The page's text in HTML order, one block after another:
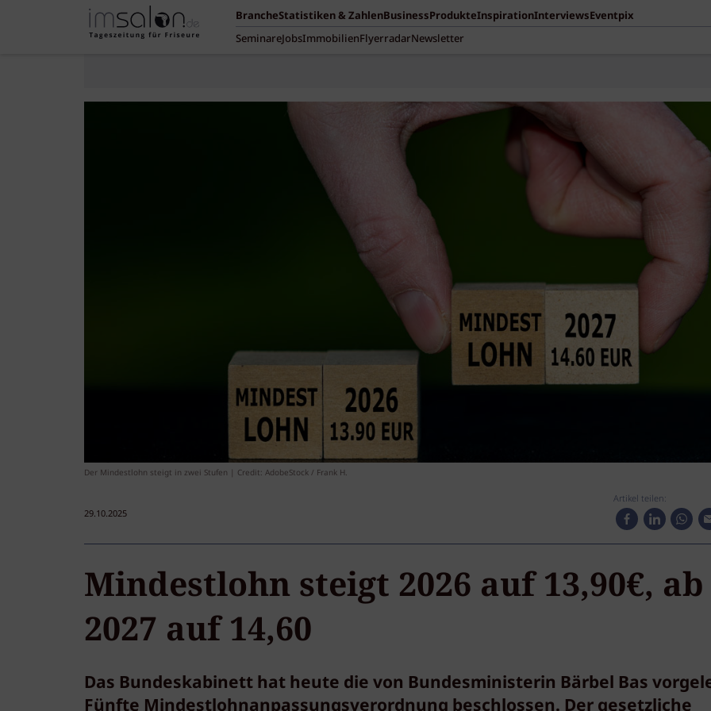
BrancheStatistiken & ZahlenBusinessProdukteInspirationInterviewsEventpix
SeminareJobsImmobilienFlyerradarNewsletter
Der Mindestlohn steigt in zwei Stufen | Credit: AdobeStock / Frank H.
29.10.2025
Artikel teilen:
Mindestlohn steigt 2026 auf 13,90€, ab
2027 auf 14,60
Das Bundeskabinett hat heute die von Bundesministerin Bärbel Bas